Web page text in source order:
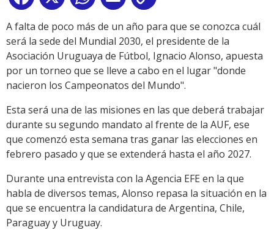
Link
A falta de poco más de un año para que se conozca cuál
será la sede del Mundial 2030, el presidente de la
Asociación Uruguaya de Fútbol, Ignacio Alonso, apuesta
por un torneo que se lleve a cabo en el lugar "donde
nacieron los Campeonatos del Mundo".
Esta será una de las misiones en las que deberá trabajar
durante su segundo mandato al frente de la AUF, ese
que comenzó esta semana tras ganar las elecciones en
febrero pasado y que se extenderá hasta el año 2027.
Durante una entrevista con la Agencia EFE en la que
habla de diversos temas, Alonso repasa la situación en la
que se encuentra la candidatura de Argentina, Chile,
Paraguay y Uruguay.